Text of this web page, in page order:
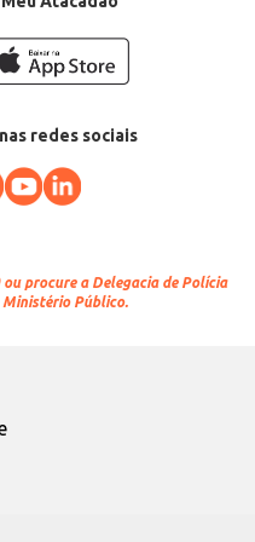
redes sociais
ou procure a Delegacia de Polícia
Público.